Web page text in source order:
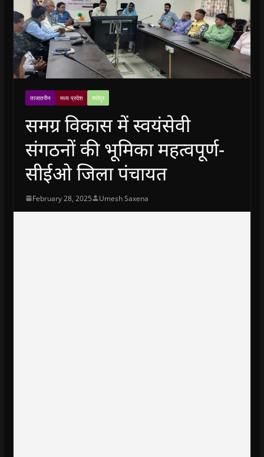
ताजातरीन मध्य प्रदेश श्योपुर
समग्र विकास में स्वयंसेवी
संगठनों की भूमिका महत्वपूर्ण-
सीईओ जिला पंचायत
February 28, 2025 Umesh Saxena